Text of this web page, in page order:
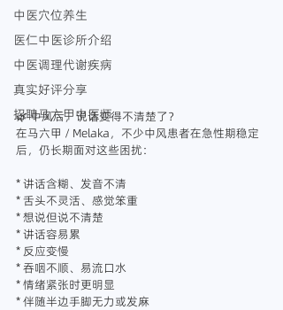
中医穴位养生
医仁中医诊所介绍
中医调理代谢疾病
真实好评分享
招聘马六甲中医师
🌿 中风后，说话变得不清楚了？
在马六甲 / Melaka，不少中风患者在急性期稳定
后，仍长期面对这些困扰：
* 讲话含糊、发音不清
* 舌头不灵活、感觉笨重
* 想说但说不清楚
* 讲话容易累
* 反应变慢
* 吞咽不顺、易流口水
* 情绪紧张时更明显
* 伴随半边手脚无力或发麻